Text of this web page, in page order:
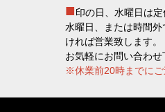
■印の日、水曜日は定
水曜日、または時間
ければ営業致します。
お気軽にお問い合わせ
※休業前20時までにご